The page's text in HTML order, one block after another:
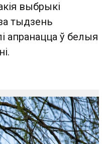
выбрыкі
тыдзень
апранацца ў белыя